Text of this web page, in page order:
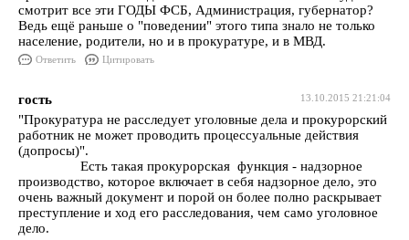
смотрит все эти ГОДЫ ФСБ, Администрация, губернатор?
Ведь ещё раньше о "поведении" этого типа знало не только
население, родители, но и в прокуратуре, и в МВД.
Ответить Цитировать
13.10.2015 21:21:04
гость
"Прокуратура не расследует уголовные дела и прокурорский
работник не может проводить процессуальные действия
(допросы)".
Есть такая прокурорская функция - надзорное
производство, которое включает в себя надзорное дело, это
очень важный документ и порой он более полно раскрывает
преступление и ход его расследования, чем само уголовное
дело.